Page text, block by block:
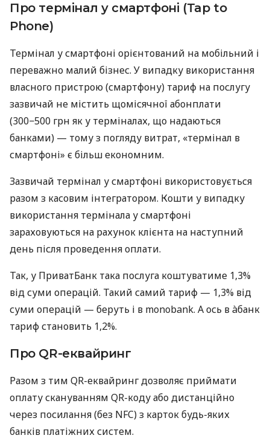
Про термінал у смартфоні (Tap to
Phone)
Термінал у смартфоні орієнтований на мобільний і
переважно малий бізнес. У випадку використання
власного пристрою (смартфону) тариф на послугу
зазвичай не містить щомісячної абонплати
(300−500 грн як у терміналах, що надаються
банками) — тому з погляду витрат, «термінал в
смартфоні» є більш економним.
Зазвичай термінал у смартфоні використовується
разом з касовим інтегратором. Кошти у випадку
використання термінала у смартфоні
зараховуються на рахунок клієнта на наступний
день після проведення оплати.
Так, у ПриватБанк така послуга коштуватиме 1,3%
від суми операцій. Такий самий тариф — 1,3% від
суми операцій — беруть і в monobank. А ось в àбанк
тариф становить 1,2%.
Про QR-еквайринг
Разом з тим QR-еквайринг дозволяє приймати
оплату скануванням QR-коду або дистанційно
через посилання (без NFC) з карток будь-яких
банків платіжних систем.